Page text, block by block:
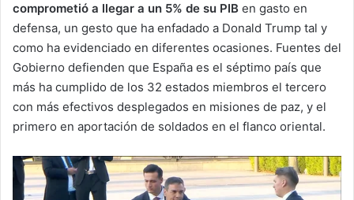
comprometió a llegar a un 5% de su PIB en gasto en
defensa, un gesto que ha enfadado a Donald Trump tal y
como ha evidenciado en diferentes ocasiones. Fuentes del
Gobierno defienden que España es el séptimo país que
más ha cumplido de los 32 estados miembros el tercero
con más efectivos desplegados en misiones de paz, y el
primero en aportación de soldados en el flanco oriental.